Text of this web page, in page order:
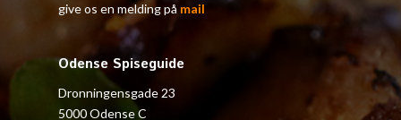
give os en melding på mail
Odense Spiseguide
Dronningensgade 23
5000 Odense C